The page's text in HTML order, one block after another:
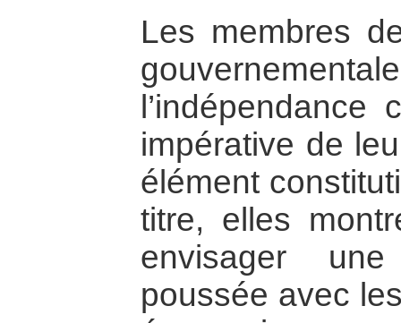
Les membres
impérative de
élément
titre, elles
envisager
poussée avec